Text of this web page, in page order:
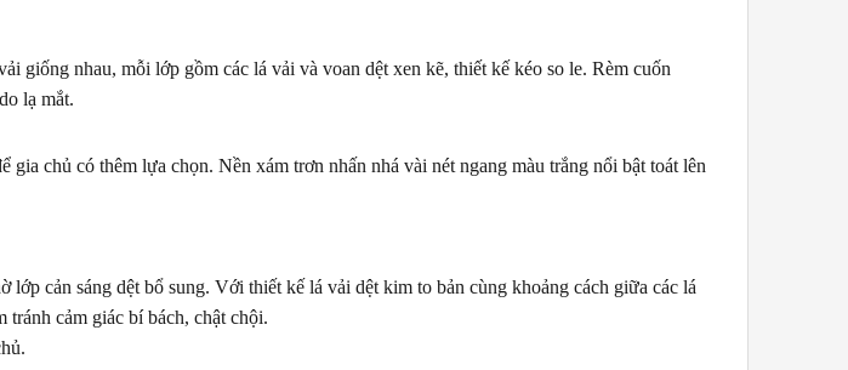
giống nhau, mỗi lớp gồm các lá vải và voan dệt xen kẽ, thiết kế kéo so le. Rèm cuốn
lạ mắt.
chủ có thêm lựa chọn. Nền xám trơn nhấn nhá vài nét ngang màu trắng nổi bật toát lên
cản sáng dệt bổ sung. Với thiết kế lá vải dệt kim to bản cùng khoảng cách giữa các lá
cảm giác bí bách, chật chội.